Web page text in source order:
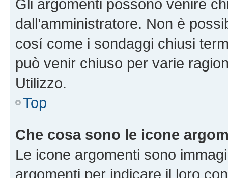
Gli argomenti possono venire
dall’amministratore. Non è
cosí come i sondaggi chiusi
può venir chiuso per varie
Utilizzo.
Top
Che cosa sono le icone
Le icone argomenti sono
argomenti per indicare il loro